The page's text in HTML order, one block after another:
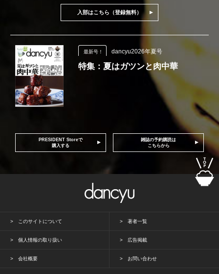
入部はこちら（登録無料）
最新号！ dancyu2026年夏号
特集：夏はガツンと肉中華
PRESIDENT Storeで
購入する
雑誌の予約購読は
こちらから
このサイトについて 著者一覧
個人情報の取り扱い 広告掲載
会社概要 お問い合わせ